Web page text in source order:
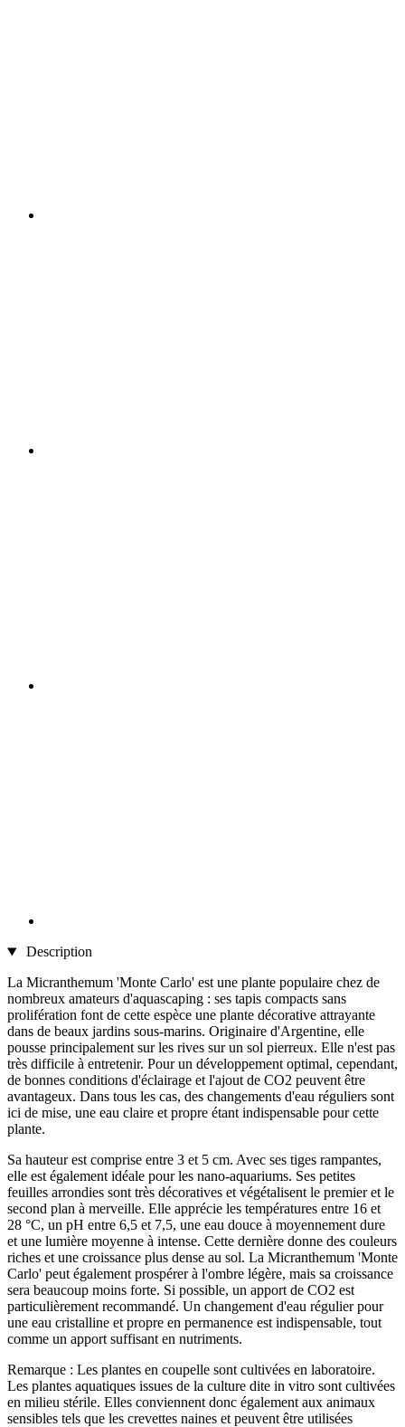
Description
La Micranthemum 'Monte Carlo' est une plante populaire chez de
nombreux amateurs d'aquascaping : ses tapis compacts sans
prolifération font de cette espèce une plante décorative attrayante
dans de beaux jardins sous-marins. Originaire d'Argentine, elle
pousse principalement sur les rives sur un sol pierreux. Elle n'est pas
très difficile à entretenir. Pour un développement optimal, cependant,
de bonnes conditions d'éclairage et l'ajout de CO2 peuvent être
avantageux. Dans tous les cas, des changements d'eau réguliers sont
ici de mise, une eau claire et propre étant indispensable pour cette
plante.
Sa hauteur est comprise entre 3 et 5 cm. Avec ses tiges rampantes,
elle est également idéale pour les nano-aquariums. Ses petites
feuilles arrondies sont très décoratives et végétalisent le premier et le
second plan à merveille. Elle apprécie les températures entre 16 et
28 °C, un pH entre 6,5 et 7,5, une eau douce à moyennement dure
et une lumière moyenne à intense. Cette dernière donne des couleurs
riches et une croissance plus dense au sol. La Micranthemum 'Monte
Carlo' peut également prospérer à l'ombre légère, mais sa croissance
sera beaucoup moins forte. Si possible, un apport de CO2 est
particulièrement recommandé. Un changement d'eau régulier pour
une eau cristalline et propre en permanence est indispensable, tout
comme un apport suffisant en nutriments.
Remarque : Les plantes en coupelle sont cultivées en laboratoire.
Les plantes aquatiques issues de la culture dite in vitro sont cultivées
en milieu stérile. Elles conviennent donc également aux animaux
sensibles tels que les crevettes naines et peuvent être utilisées